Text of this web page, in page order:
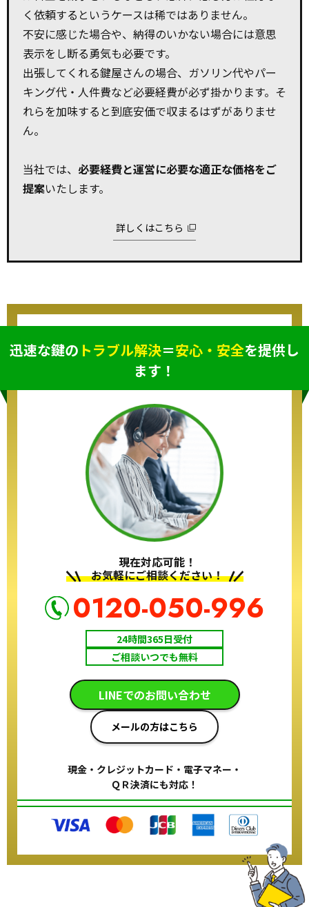
く依頼するというケースは稀ではありません。
不安に感じた場合や、納得のいかない場合には意思
表示をし断る勇気も必要です。
出張してくれる鍵屋さんの場合、ガソリン代やパー
キング代・人件費など必要経費が必ず掛かります。そ
れらを加味すると到底安価で収まるはずがありませ
ん。
当社では、 必要経費と運営に必要な適正な価格をご
提案いたします。
詳しくはこちら
迅速な鍵の トラブル解決＝安心・安全を提供し
ます！
現在対応可能！
お気軽にご相談ください！
0120-050-996
24時間365日受付
ご相談いつでも無料
LINEでのお問い合わせ
メールの方はこちら
現金・クレジットカード・電子マネー・
ＱＲ決済にも対応！